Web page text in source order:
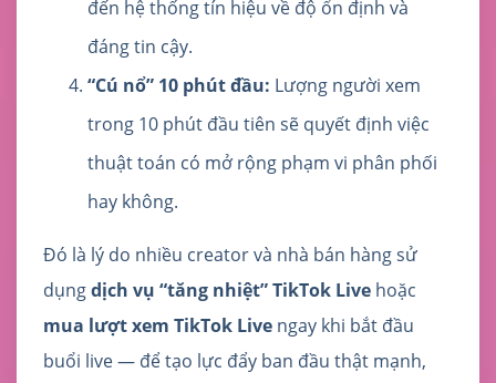
đến hệ thống tín hiệu về độ ổn định và
đáng tin cậy.
“Cú nổ” 10 phút đầu: Lượng người xem
trong 10 phút đầu tiên sẽ quyết định việc
thuật toán có mở rộng phạm vi phân phối
hay không.
Đó là lý do nhiều creator và nhà bán hàng sử
dụngdịch vụ “tăng nhiệt” TikTok Live hoặc
mua lượt xem TikTok Live ngay khi bắt đầu
buổi live — để tạo lực đẩy ban đầu thật mạnh,